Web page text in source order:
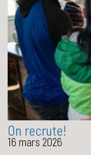
On recrute!
16 mars 2026